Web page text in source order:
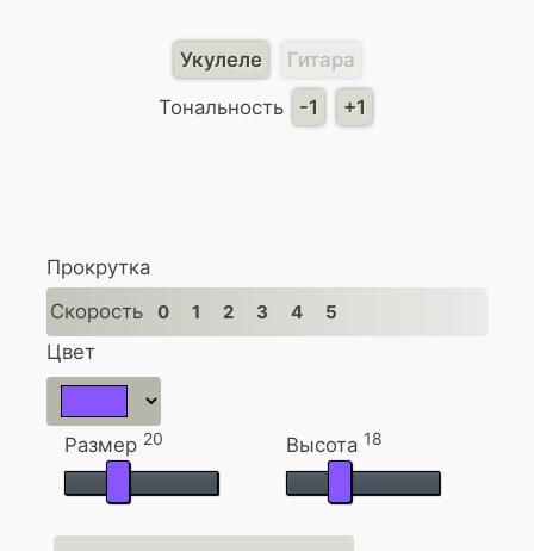
Укулеле
Гитара
Тональность
-1 +1
Прокрутка
Скорость
0 1 2 3 4 5
Цвет
Размер 20 Высота 18